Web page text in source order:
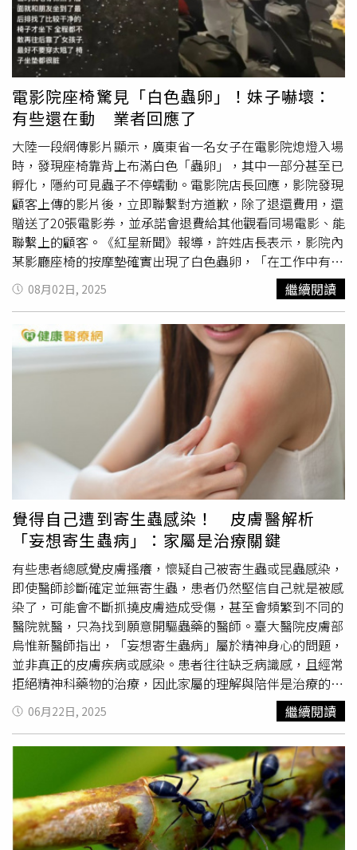
言人卡拉·范胡斯（Kara Van Hoose）說明，這是一種常
見且大多數情況為良性的病毒感染，會在兔子的臉部或頭部
形成疣狀或角狀突起。雖然增生物外觀看似「觸手」或「鹿
角」，但除非影響兔子的視力或進食功能，通常不會造成痛
苦。該病毒透過跳蚤與壁蝨等叮咬型昆蟲傳播，在夏季活動
高峰時期尤為常見，也可兔子間互相傳染。不過，目前尚無
證據顯示此病毒可傳染給人類或其他動物，包括家中寵物。
「兔子的免疫系統有時能自行清除病毒，一旦康復，這些增
生物就會自行脫落。」范胡斯說。Shope病毒早在1930年
代就由洛克斐勒大學（The Rockefeller University）教授理
查·Shope（Dr. Richard E. Shope）在棉尾兔身上發現，並
以其姓氏命名。這種病毒也曾啟發美洲民間傳說中擁有鹿角
的兔子「角兔」（Jackalope），並在科學上成為研究病毒
與癌症關聯的早期範例之一，如與人類子宮頸癌相關的HPV
病毒。官方強調，雖然病毒無害，但建議民眾如發現感染兔
隻應避免靠近或觸摸，尊重野生動物，並避免不必要的干
擾。專家表示，該病毒對兔子多屬良性，不會傳染人類或其
他動物，但仍應避免接觸野生兔子。（圖／翻攝自X，
@KFYRTV）
電影院座椅驚見「白色蟲卵」！妹子嚇壞：
有些還在動 業者回應了
大陸一段網傳影片顯示，廣東省一名女子在電影院熄燈入場
時，發現座椅靠背上布滿白色「蟲卵」，其中一部分甚至已
孵化，隱約可見蟲子不停蠕動。電影院店長回應，影院發現
顧客上傳的影片後，立即聯繫對方道歉，除了退還費用，還
贈送了20張電影券，並承諾會退費給其他觀看同場電影、能
聯繫上的顧客。《紅星新聞》報導，許姓店長表示，影院內
某影廳座椅的按摩墊確實出現了白色蟲卵，「在工作中有一
定疏忽，我們也做了檢討」，影院18日請有資質的消毒除蟲
公司對影院9個影廳進行了消毒，之後影院每天進行消毒工
作，並安排工作人員巡視各廳，檢查是否還有蟲卵問題。電
影院說明，工作人員已於21日拆除了發現蟲卵影廳內的所有
按摩墊，並聯繫廠家更換一批新的按摩墊。此外，影院也加
大了對廳內衛生的清潔力度，「我們在保潔人員打掃完之
後，又專門派一個工作人員，對座椅及座椅周邊，再去檢查
一遍。」據店長說法，之前兩場電影的間隔時間比較短，大
概20分鐘，工作人員收拾得比較倉促，「現在我們場間時間
也拉長了，有25分鐘左右，給工作人員更充裕的時間來檢查
和打掃。」他提到，影院已經營了近20年，樓齡較老，加上
前段時間降雨量大，導致影廳漏水，可能因此滋生了蟲類，
目前修繕工作已完成。浙江省人民醫院主任醫師潘紅英表
示，公共場所的座椅一般不會造成疾病感染，但有些情況
下，也存在傳染疾病的可能。比如在夏天穿衣比較單薄的情
況下，患有疥瘡、水痘、體癬等疾病的患者，可能會在座椅
上留下一些分泌物，如果其他人直接接觸後，可能存在被傳
染疾病的風險。醫生建議，隨身攜帶酒精消毒劑或者消毒濕
巾，對所用公共物品進行擦拭消毒；飯前、飯後、便前、便
後都要勤洗手。日常生活中要養成勤洗手的習慣，特別是接
觸食物前一定要先洗手。首都醫科大學附屬北京中醫醫院皮
膚科副主任醫師馬一明表示，在高鐵等公共交通工具上，可
能涉及的是間接接觸和空氣飛沫傳播。正常情況下，傳播風
險極小，且與個體自身免疫力高度相關。
08月02日, 2025 繼續閱讀
覺得自己遭到寄生蟲感染！ 皮膚醫解析
「妄想寄生蟲病」：家屬是治療關鍵
有些患者總感覺皮膚搔癢，懷疑自己被寄生蟲或昆蟲感染，
即使醫師診斷確定並無寄生蟲，患者仍然堅信自己就是被感
染了，可能會不斷抓撓皮膚造成受傷，甚至會頻繁到不同的
醫院就醫，只為找到願意開驅蟲藥的醫師。臺大醫院皮膚部
烏惟新醫師指出，「妄想寄生蟲病」屬於精神身心的問題，
並非真正的皮膚疾病或感染。患者往往缺乏病識感，且經常
拒絕精神科藥物的治療，因此家屬的理解與陪伴是治療的重
要關鍵。患者深信遭寄生蟲感染 網路便利性增治療困難
「這是烏醫師心目中最難治療的皮膚疾病，沒有之一。」烏
惟新醫師日前在fb粉絲團分享，儘管醫療檢查，如皮膚檢
查、血液或顯微鏡檢驗等一再顯示體內沒有寄生蟲存在的證
據，妄想寄生蟲病的患者仍會堅持自己遭到感染。然而，若
是真正的寄生蟲感染，一般能在短時間內透過醫療檢查確
診，並在適當治療下快速痊癒，例如疥瘡治療通常在數週內
有效，且不會長期反覆。妄想寄生蟲病患者可能會描述皮膚
06月22日, 2025 繼續閱讀